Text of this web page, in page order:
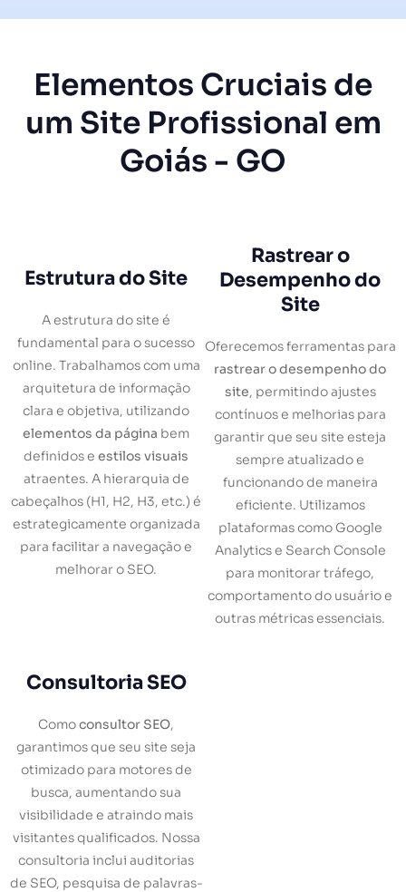
Elementos Cruciais de
um Site Profissional em
Goiás - GO
Estrutura do Site
A estrutura do site é
fundamental para o sucesso
online. Trabalhamos com uma
arquitetura de informação
clara e objetiva, utilizando
elementos da página bem
definidos e estilos visuais
atraentes. A hierarquia de
cabeçalhos (H1, H2, H3, etc.) é
estrategicamente organizada
para facilitar a navegação e
melhorar o SEO.
Rastrear o
Desempenho do
Site
Oferecemos ferramentas para
rastrear o desempenho do
site, permitindo ajustes
contínuos e melhorias para
garantir que seu site esteja
sempre atualizado e
funcionando de maneira
eficiente. Utilizamos
plataformas como Google
Analytics e Search Console
para monitorar tráfego,
comportamento do usuário e
outras métricas essenciais.
Consultoria SEO
Comoconsultor SEO,
garantimos que seu site seja
otimizado para motores de
busca, aumentando sua
visibilidade e atraindo mais
visitantes qualificados. Nossa
consultoria inclui auditorias
de SEO, pesquisa de palavras-